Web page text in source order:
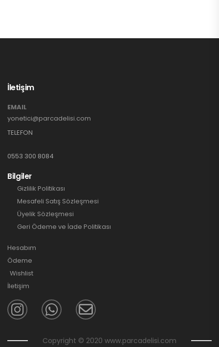
İletişim
EMAIL
yonetici@parcadelisi.com
TELEFON
0553 300 8084
Bilgiler
Gizlilik Politikası
Mesafeli Satış Sözleşmesi
Üyelik Sözleşmesi
Geri Ödeme ve İade Politikası
Hesabım
Ödeme
Wishlist
İletişim
Copyright © 2020 www.parcadelisi.com